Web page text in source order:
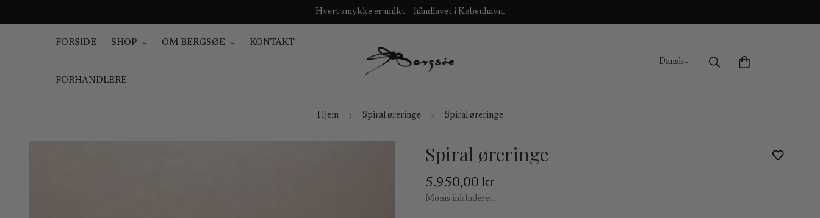
Hvert smykke er unikt – håndlavet i København.
FORSIDE SHOP OM BERGSØE KONTAKT
FORHANDLERE
Dansk
Hjem Spiral øreringe Spiral øreringe
Spiral øreringe
Normal
pris
5.950,00 kr
Moms inkluderet.